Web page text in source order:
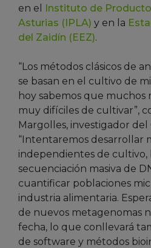
en el
Instituto de
Asturias (IPLA) y en la
del Zaidín (EEZ).
“Los métodos clásicos de
se basan en el cultivo de
hoy sabemos que muchos
muy difíciles de cultivar”,
Margolles, investigador del
“Intentaremos desarrollar
independientes de cultivo,
secuenciación masiva de
cuantificar poblaciones
industria alimentaria.
de nuevos metagenomas
fecha, lo que conllevará
de software y métodos